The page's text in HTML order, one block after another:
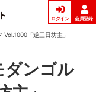
ログイン 会員登録
Vol.1000「逆三日坊主」
ダンゴル